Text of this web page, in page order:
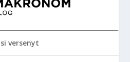
versenyt